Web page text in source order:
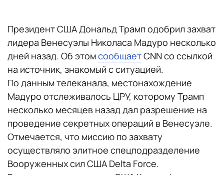
Президент США Дональд Трамп одобрил захват
лидера Венесуэлы Николаса Мадуро несколько
дней назад. Об этомсообщаетCNN со ссылкой
на источник, знакомый с ситуацией.
По данным телеканала, местонахождение
Мадуро отслеживалось ЦРУ, которому Трамп
несколько месяцев назад дал разрешение на
проведение секретных операций в Венесуэле.
Отмечается, что миссию по захвату
осуществляло элитное спецподразделение
Вооруженных сил США Delta Force.